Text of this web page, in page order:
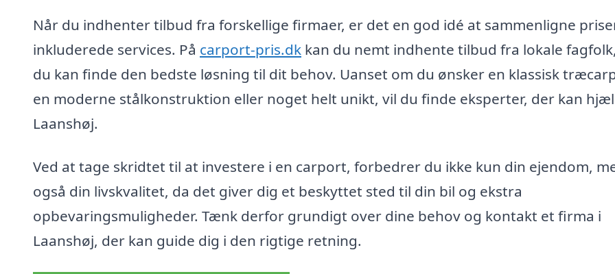
Når du indhenter tilbud fra forskellige firmaer, er det en god idé at sammenligne
inkluderede services. På carport-pris.dk kan du nemt indhente tilbud fra lokale
du kan finde den bedste løsning til dit behov. Uanset om du ønsker en klassisk
en moderne stålkonstruktion eller noget helt unikt, vil du finde eksperter, der kan
Laanshøj.
Ved at tage skridtet til at investere i en carport, forbedrer du ikke kun din ejendom,
også din livskvalitet, da det giver dig et beskyttet sted til din bil og ekstra
opbevaringsmuligheder. Tænk derfor grundigt over dine behov og kontakt et firma i
Laanshøj, der kan guide dig i den rigtige retning.